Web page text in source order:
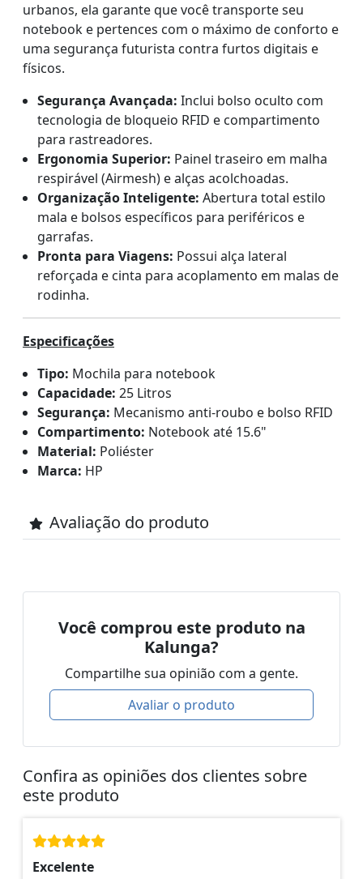
urbanos, ela garante que você transporte seu
notebook e pertences com o máximo de conforto e
uma segurança futurista contra furtos digitais e
físicos.
Segurança Avançada: Inclui bolso oculto com
tecnologia de bloqueio RFID e compartimento
para rastreadores.
Ergonomia Superior: Painel traseiro em malha
respirável (Airmesh) e alças acolchoadas.
Organização Inteligente: Abertura total estilo
mala e bolsos específicos para periféricos e
garrafas.
Pronta para Viagens: Possui alça lateral
reforçada e cinta para acoplamento em malas de
rodinha.
Especificações
Tipo: Mochila para notebook
Capacidade: 25 Litros
Segurança: Mecanismo anti-roubo e bolso RFID
Compartimento: Notebook até 15.6"
Material: Poliéster
Marca: HP
Avaliação do produto
Você comprou este produto na
Kalunga?
Compartilhe sua opinião com a gente.
Avaliar o produto
Confira as opiniões dos clientes sobre
este produto
Excelente